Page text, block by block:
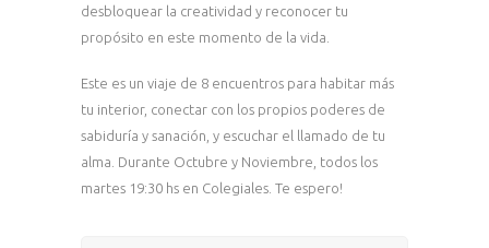
desbloquear la creatividad y reconocer tu
propósito en este momento de la vida.
Este es un viaje de 8 encuentros para habitar más
tu interior, conectar con los propios poderes de
sabiduría y sanación, y escuchar el llamado de tu
alma. Durante Octubre y Noviembre, todos los
martes 19:30 hs en Colegiales. Te espero!